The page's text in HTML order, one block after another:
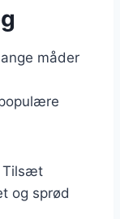
måder
Tilsæt
og sprød